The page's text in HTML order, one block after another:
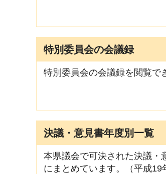
特別委員会の会議録
特別委員会の会議録を閲覧で
決議・意見書年度別一覧
本県議会で可決された決議・
にまとめています。（平成19